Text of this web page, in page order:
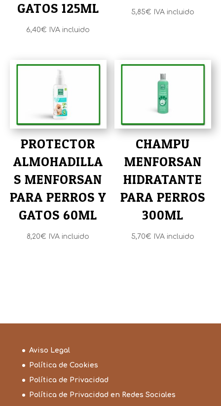
GATOS 125ML
6,40€ IVA incluido
5,85€ IVA incluido
PROTECTOR
ALMOHADILLA
S MENFORSAN
PARA PERROS Y
GATOS 60ML
8,20€ IVA incluido
CHAMPU
MENFORSAN
HIDRATANTE
PARA PERROS
300ML
5,70€ IVA incluido
Aviso Legal
Política de Cookies
Política de Privacidad
Política de Privacidad en Redes Sociales